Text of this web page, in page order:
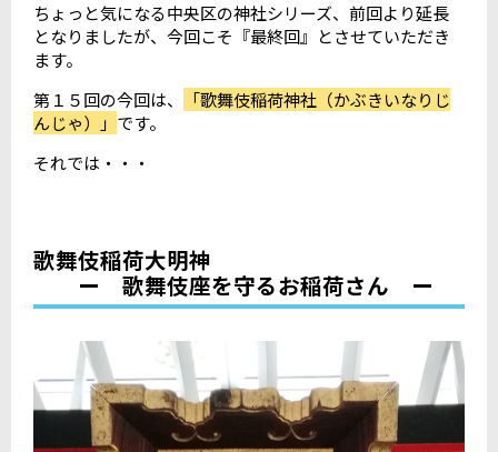
ちょっと気になる中央区の神社シリーズ、前回より延長
となりましたが、今回こそ『最終回』とさせていただき
ます。
第１５回の今回は、
「歌舞伎稲荷神社（かぶきいなりじ
んじゃ）」 です。
それでは・・・
歌舞伎稲荷大明神
ー 歌舞伎座を守るお稲荷さん ー